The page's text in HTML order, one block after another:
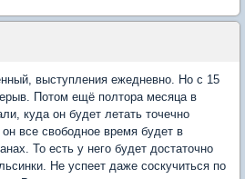
выступления ежедневно. Но с 15
Потом ещё полтора месяца в
куда он будет летать точечно
все свободное время будет в
То есть у него будет достаточно
Не успеет даже соскучиться по